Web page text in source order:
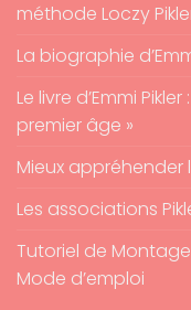
méthode Loczy
La biographie
Le livre d’Emmi
premier âge »
Mieux appréhender
Les associations
Tutoriel de
Mode d’emploi